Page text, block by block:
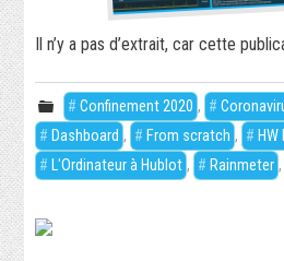
Il n’y a pas d’extrait, car cette
Confinement 2020 ,
Dashboard , From scratch ,
L'Ordinateur à Hublot , Rainmeter ,